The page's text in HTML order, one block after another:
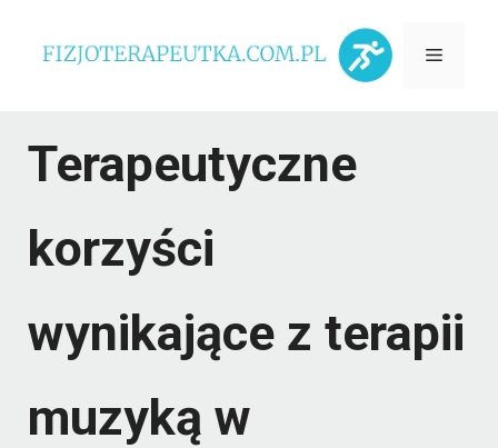
Menu
Terapeutyczne
korzyści
wynikające z terapii
muzyką w